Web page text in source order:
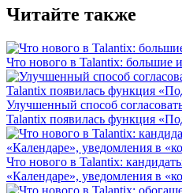
Читайте также
Что нового в Talantix: большие
Улучшенный способ
Talantix появилась функция
Что нового в Talantix:
«Календаре», уведомления в